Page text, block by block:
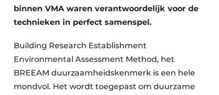
binnen VMA waren verantwoordelijk voor de
technieken in perfect samenspel.
Building Research Establishment
Environmental Assessment Method, het
BREEAM duurzaamheidskenmerk is een hele
mondvol. Het wordt toegepast om duurzame